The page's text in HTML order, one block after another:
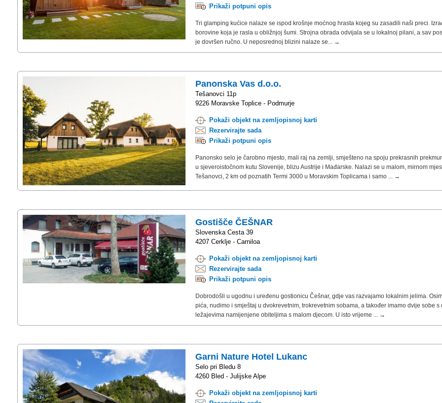
Prikaži potpuni opis
Tri glamping kućice nalaze se ispod krošnje moćnog hrasta kojeg su zasadili naši preci.
borovine koja je rasla u obližnjoj šumi. Strojna obrada odvijala se u lokalnoj pilani, a sav
je dovršen ručno. U neposrednoj blizini nalaze se... →
Panonska Vas d.o.o.
Tešanovci 11p
9226 Moravske Toplice - Podmurje
Pokaži objekt na zemljopisnoj karti
Rezervirajte sada
Prikaži potpuni opis
Panonsko selo je čarobno mjesto, mali raj na zemlji, smješteno na spoju prekrasnih
u sjeveroistočnom kutu Slovenije, blizu Austrije i Mađarske. Nalazi se u malom, mirnom
Tešanovci, 2 km od poznatih Termi 3000 u Moravskim Toplicama i samo ... →
Gostišče ČEŠNAR
Slovenska Cesta 39
4207 Cerklje - Carniloa
Pokaži objekt na zemljopisnoj karti
Rezervirajte sada
Prikaži potpuni opis
Dobrodošli u ugodnu i uređenu gostionicu Češnar, gdje vas razvajamo lokalnim jelima.
pića, nudimo i smještaj u dvokrevetnim, trokrevetnim sobama, a također imamo dvije sobe s
ležajevima namijenjene obiteljima s malom djecom. U isto vrijeme ... →
Garni Nature Hotel Lukanc
Selo pri Bledu 8
4260 Bled - Julijske Alpe
Pokaži objekt na zemljopisnoj karti